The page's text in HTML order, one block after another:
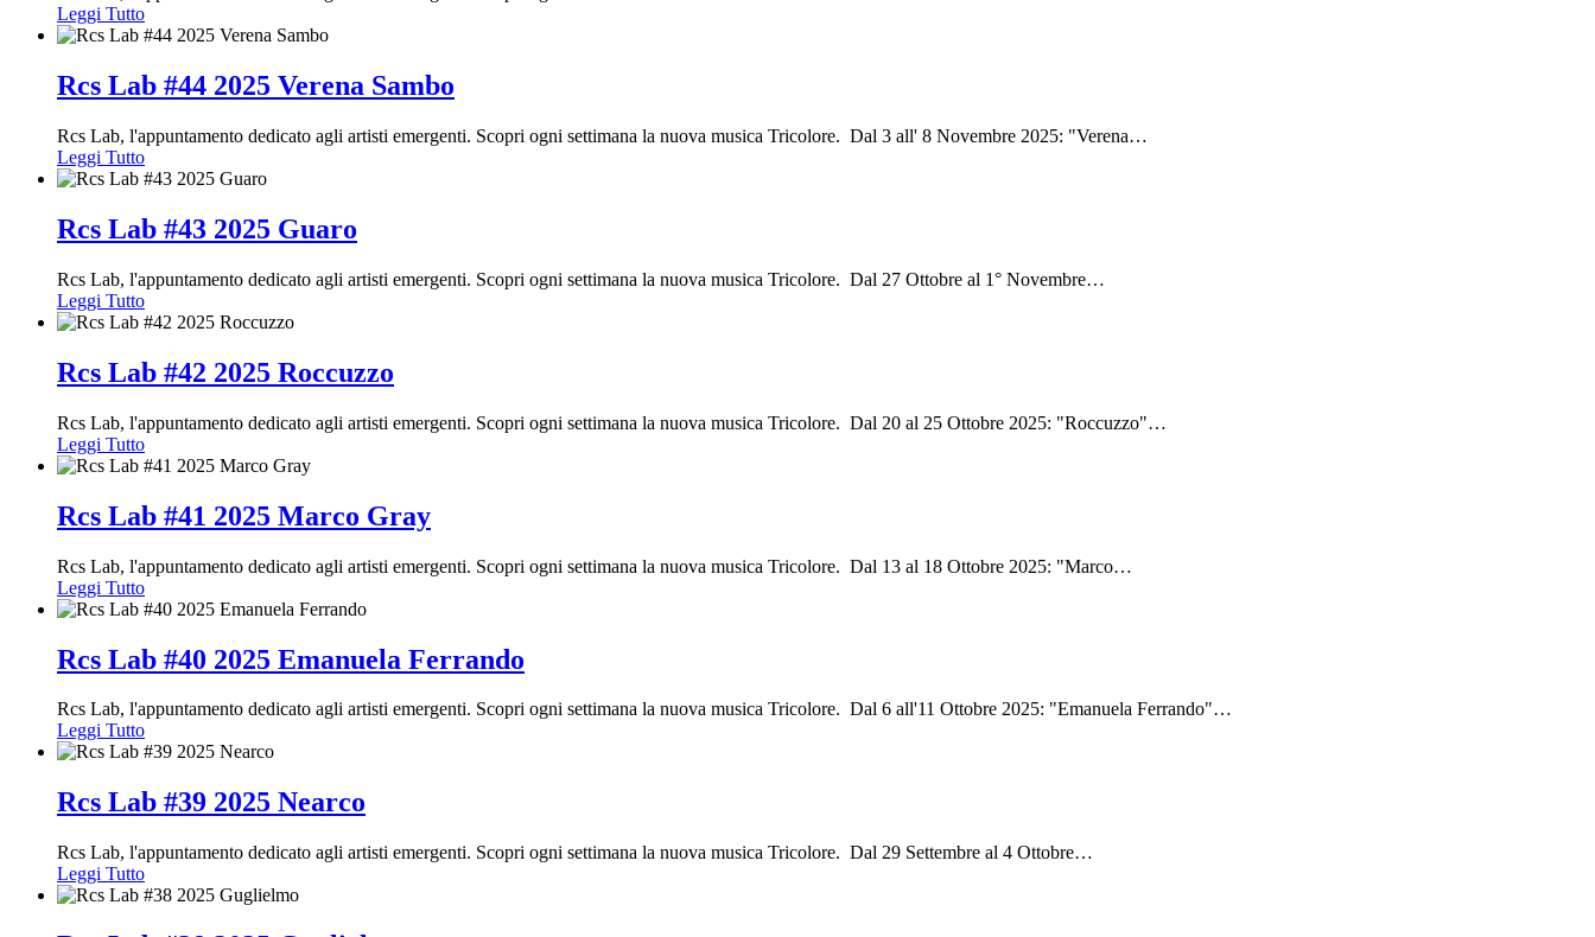
Leggi Tutto
Rcs Lab #44 2025 Verena Sambo
Rcs Lab, l'appuntamento dedicato agli artisti emergenti. Scopri ogni settimana la nuova musica Tricolore. Dal 3 all' 8 Novembre 2025: "Verena…
Leggi Tutto
Rcs Lab #43 2025 Guaro
Rcs Lab, l'appuntamento dedicato agli artisti emergenti. Scopri ogni settimana la nuova musica Tricolore. Dal 27 Ottobre al 1° Novembre…
Leggi Tutto
Rcs Lab #42 2025 Roccuzzo
Rcs Lab, l'appuntamento dedicato agli artisti emergenti. Scopri ogni settimana la nuova musica Tricolore. Dal 20 al 25 Ottobre 2025: "Roccuzzo"…
Leggi Tutto
Rcs Lab #41 2025 Marco Gray
Rcs Lab, l'appuntamento dedicato agli artisti emergenti. Scopri ogni settimana la nuova musica Tricolore. Dal 13 al 18 Ottobre 2025: "Marco…
Leggi Tutto
Rcs Lab #40 2025 Emanuela Ferrando
Rcs Lab, l'appuntamento dedicato agli artisti emergenti. Scopri ogni settimana la nuova musica Tricolore. Dal 6 all'11 Ottobre 2025: "Emanuela Ferrando"…
Leggi Tutto
Rcs Lab #39 2025 Nearco
Rcs Lab, l'appuntamento dedicato agli artisti emergenti. Scopri ogni settimana la nuova musica Tricolore. Dal 29 Settembre al 4 Ottobre…
Leggi Tutto